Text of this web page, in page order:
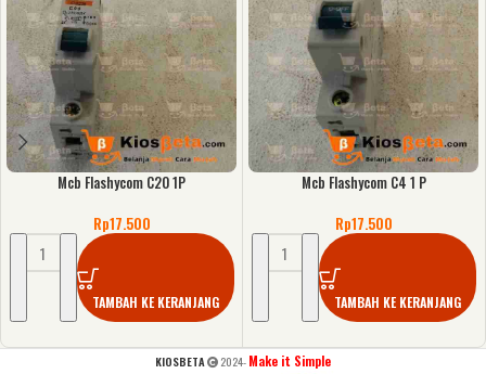
Mcb Flashycom C20 1P
Rp17.500
TAMBAH KE KERANJANG
Mcb Flashycom C4 1 P
Rp17.500
TAMBAH KE KERANJANG
KIOSBETA 2024- Make it Simple